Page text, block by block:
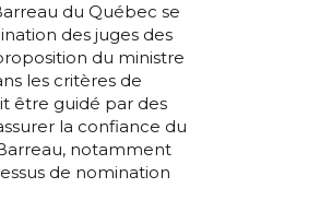
du Québec se
des juges des
du ministre
les critères de
être guidé par des
la confiance du
notamment
de nomination